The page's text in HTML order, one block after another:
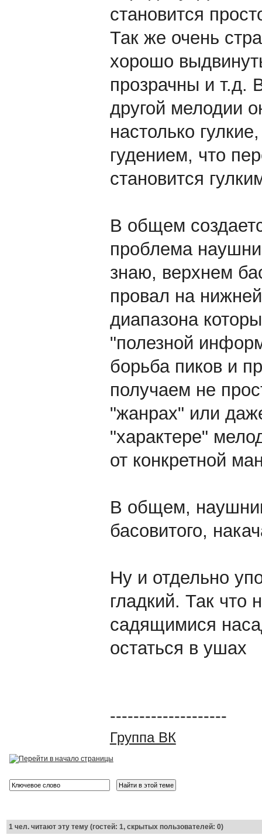
становится
Так же очень
хорошо
прозрачны и т.д.
другой мелодии
настолько
гудением, что
становится
В общем
проблема
знаю, верхнем
провал на
диапазона
"полезной
борьба пиков и
получаем не
"жанрах" или
"характере"
от конкретной
В общем,
басовитого,
Ну и отдельно
гладкий. Так что
садящимися
остаться в ушах
--------------------
Группа ВК
1чел. читают эту тему (гостей: 1, скрытых пользователей: 0)